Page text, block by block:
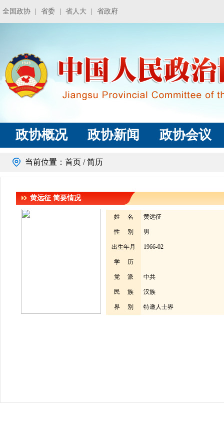
全国政协 省委 省人大 省政府
政协概况 政协新闻 政协会议
当前位置： 首页 / 简历
黄远征 简要情况
姓 名 黄远征
性 别 男
出生年月 1966-02
学 历
党 派 中共
民 族 汉族
界 别 特邀人士界